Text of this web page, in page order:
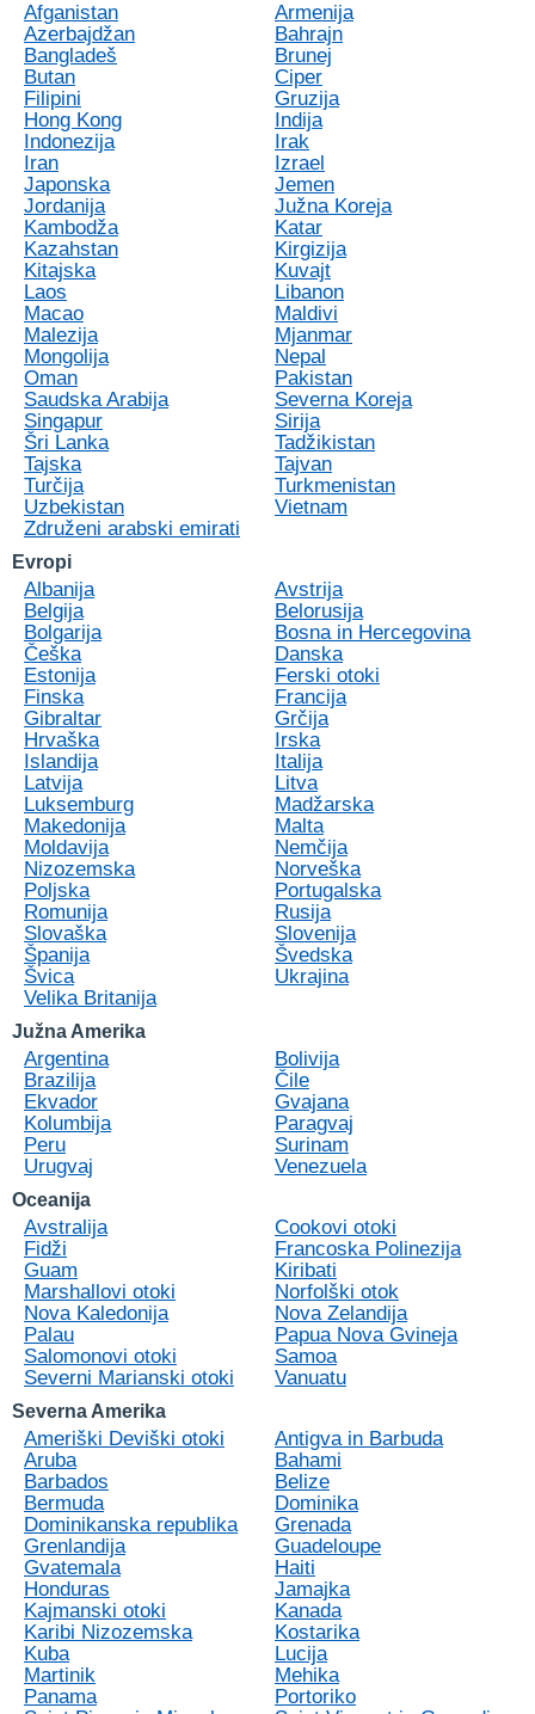
Afganistan
Armenija
Azerbajdžan
Bahrajn
Bangladeš
Brunej
Butan
Ciper
Filipini
Gruzija
Hong Kong
Indija
Indonezija
Irak
Iran
Izrael
Japonska
Jemen
Jordanija
Južna Koreja
Kambodža
Katar
Kazahstan
Kirgizija
Kitajska
Kuvajt
Laos
Libanon
Macao
Maldivi
Malezija
Mjanmar
Mongolija
Nepal
Oman
Pakistan
Saudska Arabija
Severna Koreja
Singapur
Sirija
Šri Lanka
Tadžikistan
Tajska
Tajvan
Turčija
Turkmenistan
Uzbekistan
Vietnam
Združeni arabski emirati
Evropi
Albanija
Avstrija
Belgija
Belorusija
Bolgarija
Bosna in Hercegovina
Češka
Danska
Estonija
Ferski otoki
Finska
Francija
Gibraltar
Grčija
Hrvaška
Irska
Islandija
Italija
Latvija
Litva
Luksemburg
Madžarska
Makedonija
Malta
Moldavija
Nemčija
Nizozemska
Norveška
Poljska
Portugalska
Romunija
Rusija
Slovaška
Slovenija
Španija
Švedska
Švica
Ukrajina
Velika Britanija
Južna Amerika
Argentina
Bolivija
Brazilija
Čile
Ekvador
Gvajana
Kolumbija
Paragvaj
Peru
Surinam
Urugvaj
Venezuela
Oceanija
Avstralija
Cookovi otoki
Fidži
Francoska Polinezija
Guam
Kiribati
Marshallovi otoki
Norfolški otok
Nova Kaledonija
Nova Zelandija
Palau
Papua Nova Gvineja
Salomonovi otoki
Samoa
Severni Marianski otoki
Vanuatu
Severna Amerika
Ameriški Deviški otoki
Antigva in Barbuda
Aruba
Bahami
Barbados
Belize
Bermuda
Dominika
Dominikanska republika
Grenada
Grenlandija
Guadeloupe
Gvatemala
Haiti
Honduras
Jamajka
Kajmanski otoki
Kanada
Karibi Nizozemska
Kostarika
Kuba
Lucija
Martinik
Mehika
Panama
Portoriko